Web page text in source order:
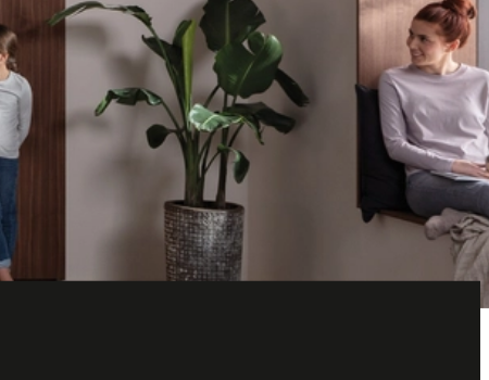
en -geuren stijgen maximaal één meter per seconde. De
door deze afzuigingstechniek ontstaat, zorgt ervoor dat kookdampen